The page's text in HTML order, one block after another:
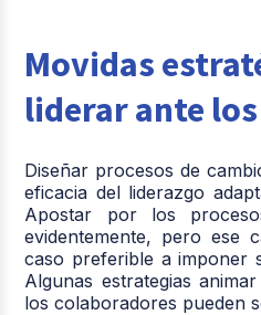
Movidas
liderar ante
Diseñar procesos de
eficacia del liderazgo
Apostar por los
evidentemente, pero ese
caso preferible a imponer
Algunas estrategias
los colaboradores pueden